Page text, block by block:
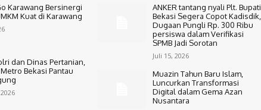
Karawang Bersinergi
Kuat di Karawang
dan Dinas Pertanian,
Bekasi Pantau
ANKER tantang nyali Plt. Bupati
Bekasi Segera Copot Kadisdik,
Dugaan Pungli Rp. 300 Ribu
persiswa dalam Verifikasi
SPMB Jadi Sorotan
Juli 15, 2026
Muazin Tahun Baru Islam,
Luncurkan Transformasi
Digital dalam Gema Azan
Nusantara